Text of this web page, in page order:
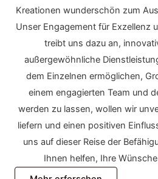
Kreationen wunderschön zum
Unser Engagement für Exzellenz
treibt uns dazu an,
außergewöhnliche
dem Einzelnen ermöglichen,
einem engagierten Team und
werden zu lassen, wollen wir
liefern und einen positiven
uns auf dieser Reise der
Ihnen helfen, Ihre